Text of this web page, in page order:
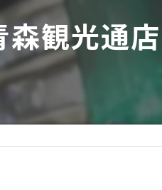
森観光通